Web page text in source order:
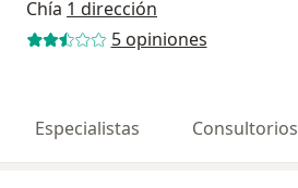
Chía 1 dirección
5 opiniones
Especialistas Consultorios